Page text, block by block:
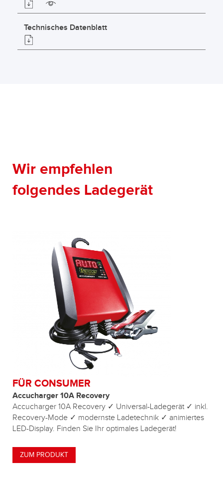
Technisches Datenblatt
Wir empfehlen
folgendes Ladegerät
FÜR CONSUMER
Accucharger 10A Recovery
Accucharger 10A Recovery ✓ Universal-Ladegerät ✓ inkl.
Recovery-Mode ✓ modernste Ladetechnik ✓ animiertes
LED-Display. Finden Sie Ihr optimales Ladegerät!
ZUM PRODUKT